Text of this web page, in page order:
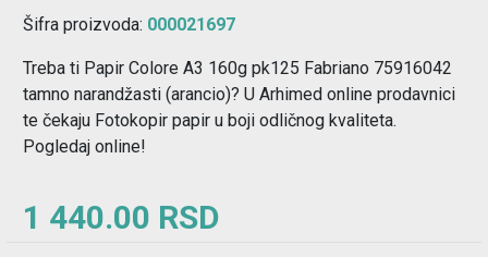
i
oprema
Prijava
Registracija
Šifra proizvoda: 000021697
Treba ti Papir Colore A3 160g pk125 Fabriano 75916042
tamno narandžasti (arancio)? U Arhimed online prodavnici
te čekaju Fotokopir papir u boji odličnog kvaliteta.
Pogledaj online!
1 440.00 RSD